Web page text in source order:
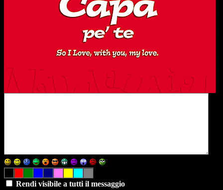
Rendi visibile a tutti il messaggio